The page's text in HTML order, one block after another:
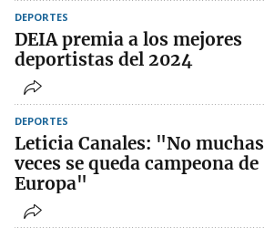
DEPORTES
DEIA premia a los mejores
deportistas del 2024
DEPORTES
Leticia Canales: "No muchas
veces se queda campeona de
Europa"